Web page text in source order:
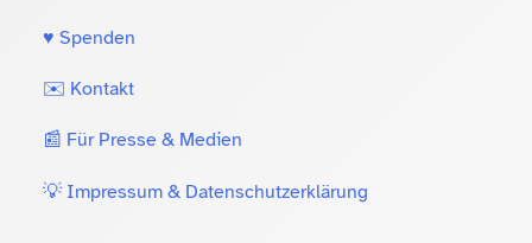
♥️ Spenden
✉️ Kontakt
📰 Für Presse & Medien
💡 Impressum & Datenschutzerklärung